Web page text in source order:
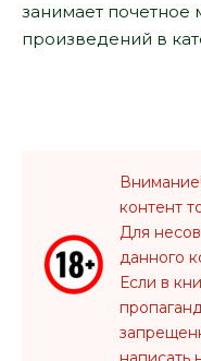
занимает почетное
произведений в
контент
Для
данного
Если в